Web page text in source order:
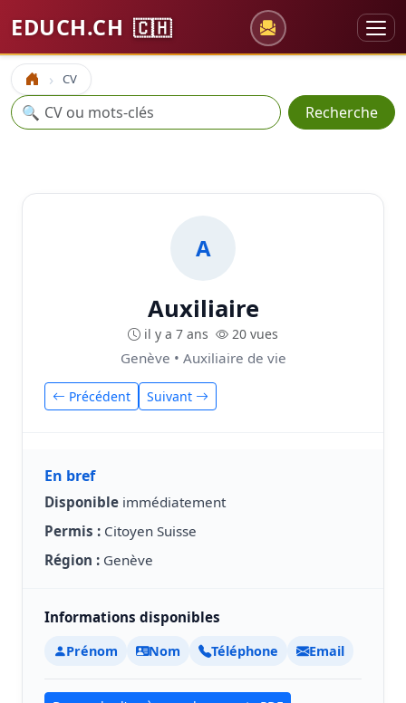
EDUCH.CH 🇨🇭
Accueil CV
Recherche
🔍 Recherche
A
Auxiliaire
il y a 7 ans 20 vues
Genève • Auxiliaire de vie
Précédent Suivant
En bref
Disponible immédiatement
Permis : Citoyen Suisse
Région : Genève
Informations disponibles
Prénom Nom Téléphone Email